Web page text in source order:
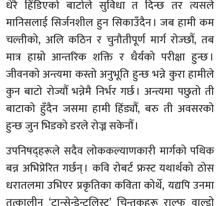
धेरै हिँडिएको बाटोले सुविधा त दिन्छ तर त्यसले
मानिसलाई सिर्जनशील हुन सिकाउँदैन । जब हामी कम
चल्तीको, अलि कठिन र चुनौतीपूर्ण मार्ग रोज्छौँ, तब
मात्र हाम्रो आन्तरिक शक्ति र धैर्यको परीक्षा हुन्छ ।
जीवनको अन्त्यमा कस्तो अनुभूति हुन्छ भन्ने कुरा हामीले
कुन बाटो रोज्यौँ भन्नेमै निर्भर गर्छ । अन्त्यमा पछुतो ती
बाटाको हुँदैन जसमा हामी हिँड्यौँ, बरु ती अवसरको
हुन्छ जुन भिडको डरले रोज्न सकेनौँ ।
उपनिषद्हरूले सदैव लोककल्याणकारी मार्गको पथिक
बन्न अभिप्रेरित गर्छन् । कवि रोबर्ट फ्रस्ट यथार्थको ठोस
धरातलमा उभिएर प्रकृतिका कविता कोर्थे, यद्यपि उनमा